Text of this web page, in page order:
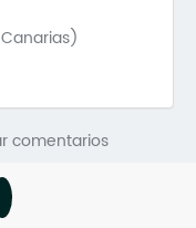
comentarios